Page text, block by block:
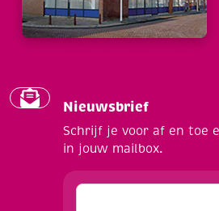
Nieuwsbrief
Schrijf je voor af en toe
in jouw mailbox.